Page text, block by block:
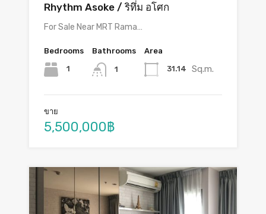
Rhythm Asoke / ริทึ่ม อโศก
For Sale Near MRT Rama…
Bedrooms
1
Bathrooms
1
Area
31.14 Sq.m.
ขาย
5,500,000฿